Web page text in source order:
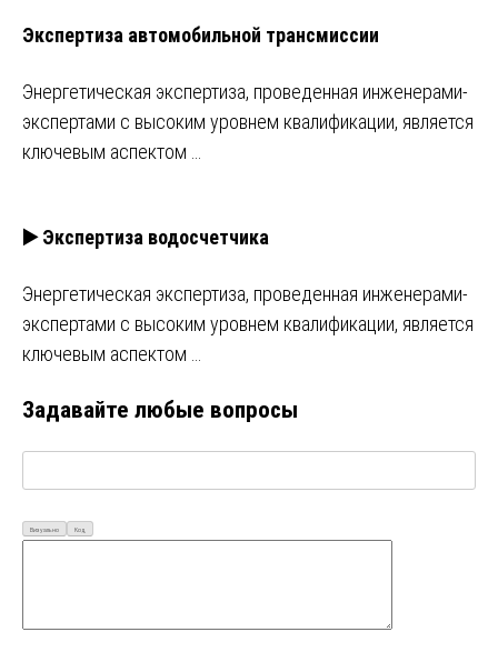
Экспертиза автомобильной трансмиссии
Энергетическая экспертиза, проведенная инженерами-
экспертами с высоким уровнем квалификации, является
ключевым аспектом …
▶️ Экспертиза водосчетчика
Энергетическая экспертиза, проведенная инженерами-
экспертами с высоким уровнем квалификации, является
ключевым аспектом …
Задавайте любые вопросы
Визуально Код